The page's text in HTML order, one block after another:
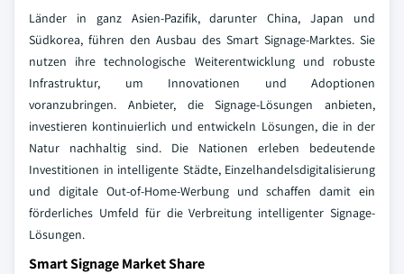
Länder in ganz Asien-Pazifik, darunter China, Japan und
Südkorea, führen den Ausbau des Smart Signage-Marktes. Sie
nutzen ihre technologische Weiterentwicklung und robuste
Infrastruktur, um Innovationen und Adoptionen
voranzubringen. Anbieter, die Signage-Lösungen anbieten,
investieren kontinuierlich und entwickeln Lösungen, die in der
Natur nachhaltig sind. Die Nationen erleben bedeutende
Investitionen in intelligente Städte, Einzelhandelsdigitalisierung
und digitale Out-of-Home-Werbung und schaffen damit ein
förderliches Umfeld für die Verbreitung intelligenter Signage-
Lösungen.
Smart Signage Market Share